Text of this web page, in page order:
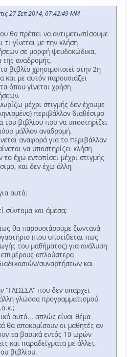
27 Σεπ 2014, 07:42:49 ΜΜ
θα πρέπει να αντιμετωπίσουμε
τι γίνεται με την κλήση
σε μορφή ψευδοκώδικα,
της αναδρομής.
βιβλίο χρησιμοποιεί στην 2η
και με αυτόν παρουσιάζει
όπου γίνεται χρήση
μέχρι στιγμής δεν έχουμε
περιβάλλον διαθέσιμο
βιβλίου που να υποστηρίζει
μάλλον αναδρομή.
αναφορά για το περιβάλλον
να υποστηρίζει κλήση
το έχω εντοπίσει μέχρι στιγμής
και δεν έχω άλλη
αυτό;
σύντομα και άμεσα;
θα παρουσιάσουμε ζωντανά
(που υποτίθεται πως
του μαθήματος) για ανάλυση
απλούστερα
συναρτήσεων και
"ΓΛΩΣΣΑ" που δεν υπαρχει
γλώσσα προγραμματισμού
αυτό... απλώς είναι θέμα
θα αποκομίσουν οι μαθητές αν
τα βασικά εντός 10 ωρών
και παραδείγματα με άλλες
βιβλίου.